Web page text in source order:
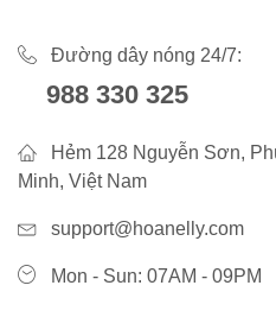
Đường dây nóng 24/7:
988 330 325
Hẻm 128 Nguyễn Sơn,
Minh, Việt Nam
support@hoanelly.com
Mon - Sun: 07AM - 09PM